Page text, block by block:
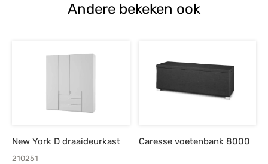
Andere bekeken ook
New York D draaideurkast
210251
Caresse voetenbank 8000